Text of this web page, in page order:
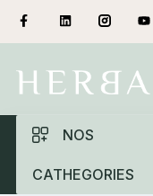
NOS
CATHEGORIES